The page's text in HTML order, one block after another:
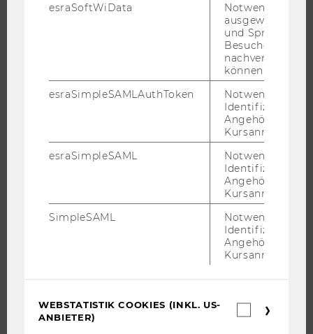
ANGEBOTE FÜR SCHULEN UND STUDIENINTERESSIERTE
FORSCHUNG
FORSCHENDE
IMPACT DER FORSCHUNG
FORSCHUNGSINFRASTRUKTUR
ORGANISATION
esraSoftWiData
Notwendig um
ausgewählte
und
Besuchers
nachverfolgen
können.
esraSimpleSAMLAuthToken
Notwendig zur
Identifizierung
Angehörige/r für
Kursanmeldung.
esraSimpleSAML
Notwendig zur
Identifizierung
Angehörige/r für
Kursanmeldung.
SimpleSAML
Notwendig zur
Identifizierung
Angehörige/r für
Kursanmeldung.
WEBSTATISTIK COOKIES (INKL. US-
ANBIETER)